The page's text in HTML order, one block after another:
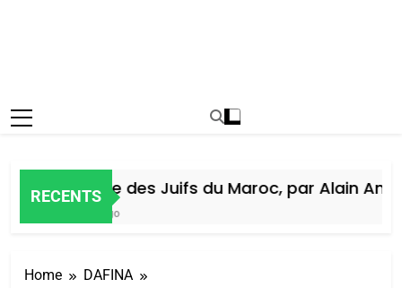
RECENTS
Histoire des Juifs du Maroc, par Alain Amiel
Home
DAFINA